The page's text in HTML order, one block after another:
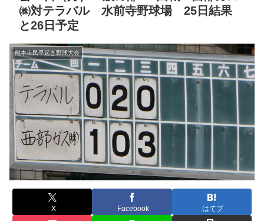
㈱対テラバル 水前寺野球場 25日結果
と26日予定
熊本市民早起き野球大会
X Facebook はてブ